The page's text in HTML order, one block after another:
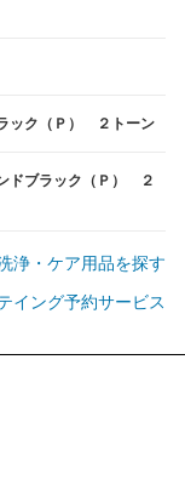
ック（Ｐ） ２トーン
ドブラック（Ｐ） ２
浄・ケア用品を探す
イング予約サービス